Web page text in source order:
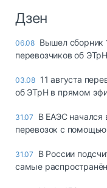
Дзен
06.08 Вышел сборник
перевозчиков об ЭТрН
03.08 11 августа
об ЭТрН в прямом
31.07
В ЕАЭС начался
перевозок с
31.07
В России
самые